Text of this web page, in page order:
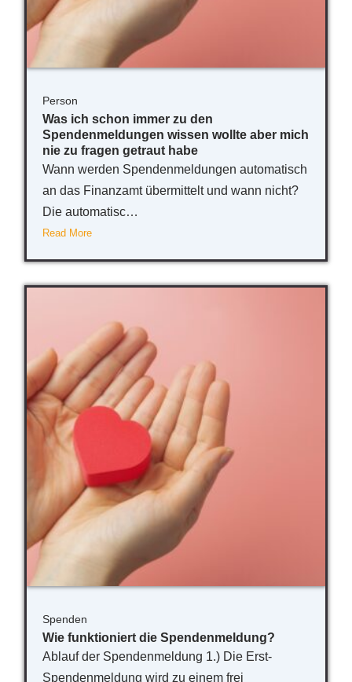
Person
Was ich schon immer zu den
Spendenmeldungen wissen wollte aber mich
nie zu fragen getraut habe
Wann werden Spendenmeldungen automatisch
an das Finanzamt übermittelt und wann nicht?
Die automatisc…
Read More
Spenden
Wie funktioniert die Spendenmeldung?
Ablauf der Spendenmeldung 1.) Die Erst-
Spendenmeldung wird zu einem frei